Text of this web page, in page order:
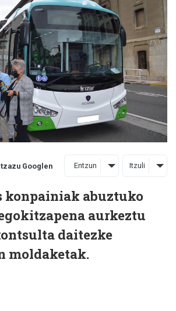
Googlen Entzun Itzuli
konpainiak abuztuko
aurkeztu
daitezke
moldaketak.